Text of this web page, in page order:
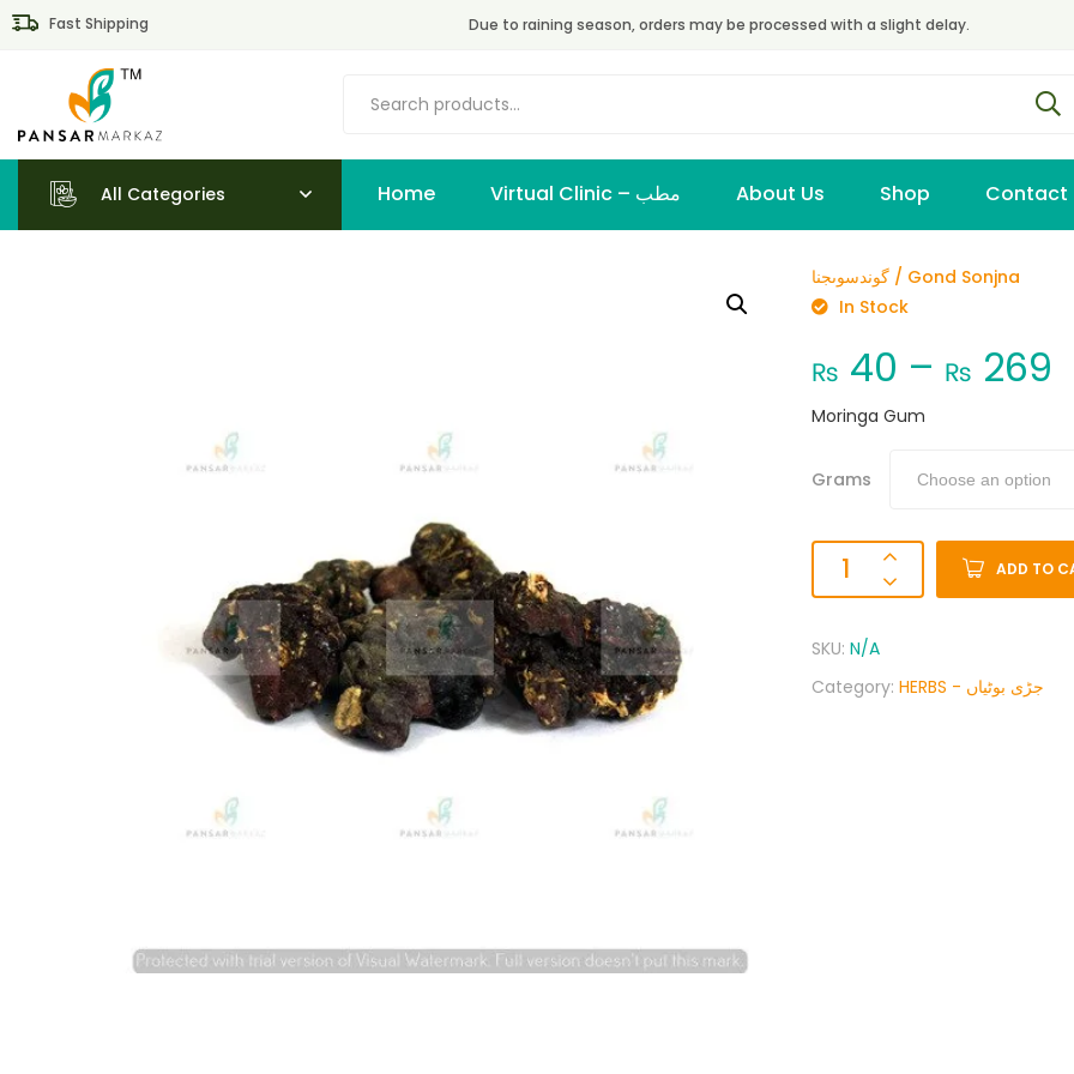
Fast Shipping Due to raining season, orders may be processed with a slight delay.
All Categories Home Virtual Clinic – مطب About Us Shop Contact
گوندسوںجنا / Gond Sonjna
In Stock
₨ 40 – ₨ 269
Moringa Gum
Grams
ADD TO
SKU: N/A
Category:
HERBS - جڑی بوٹیاں